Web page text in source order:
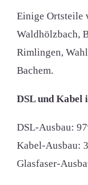
Einige Ortsteile
Waldhölzbach,
Rimlingen,
Bachem.
DSL und Kabel
DSL-Ausbau:
Kabel-Ausbau:
Glasfaser-